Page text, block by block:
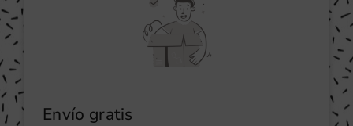
Envío gratis